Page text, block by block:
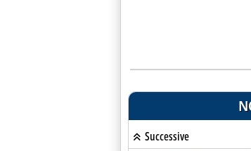
Successive